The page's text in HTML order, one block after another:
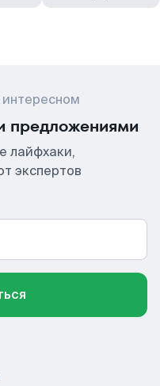
предложениями
лайфхаки,
экспертов